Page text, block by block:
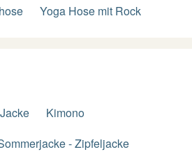
Yoga Hose mit Rock
Kimono
- Zipfeljacke